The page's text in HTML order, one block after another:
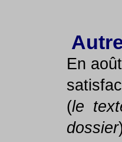
En
(le
dossier